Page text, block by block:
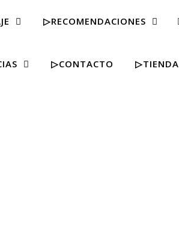
▷RECOMENDACIONES
▷CONTACTO ▷TIENDA